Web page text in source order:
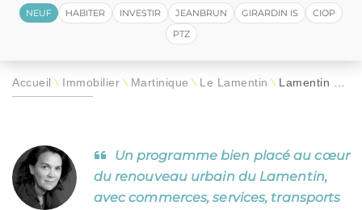
NEUF HABITER INVESTIR JEANBRUN GIRARDIN IS
CIOP
PTZ
Accueil \ Immobilier \ Martinique \ Le Lamentin \ Lamentin Grand Cœur
Un programme bien placé au cœur
du renouveau urbain du Lamentin,
avec commerces, services, transports